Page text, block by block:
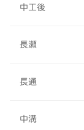
中工後
長瀬
長通
中溝